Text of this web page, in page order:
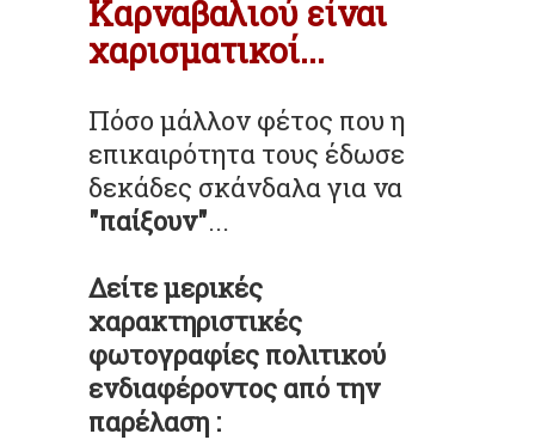
Καρναβαλιού είναι
χαρισματικοί...
Πόσο μάλλον φέτος που η
επικαιρότητα τους έδωσε
δεκάδες σκάνδαλα για να
"παίξουν"...
Δείτε μερικές
χαρακτηριστικές
φωτογραφίες πολιτικού
ενδιαφέροντος από την
παρέλαση :